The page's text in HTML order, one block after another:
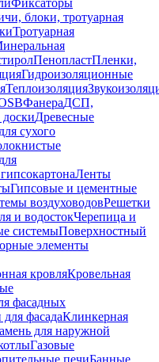
Фиксаторы
блоки, тротуарная
Тротуарная
ПенопластПленки,
Гидроизоляционные
Теплоизоляция
ФанераДСП,
Древесные
сухого
Ленты
Гипсовые и цементные
воздуховодовРешетки
и водостокЧерепица и
системыПоверхностный
элементы
кровляКровельная
фасадных
фасадаКлинкерная
для наружной
Газовые
печиБанные